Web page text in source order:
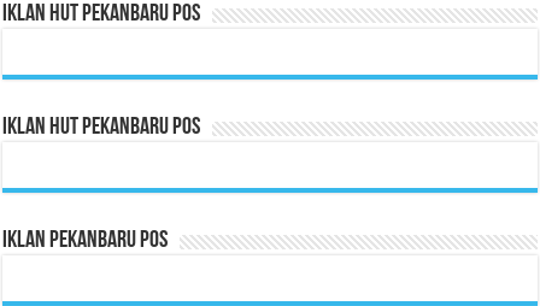
Iklan HUT Pekanbaru Pos
Iklan HUT Pekanbaru Pos
Iklan Pekanbaru Pos